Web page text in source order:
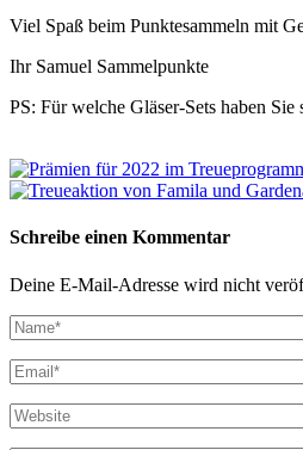
Viel Spaß beim Punktesammeln mit
Ihr Samuel Sammelpunkte
PS: Für welche Gläser-Sets haben
Schreibe einen Kommentar
Deine E-Mail-Adresse wird nicht